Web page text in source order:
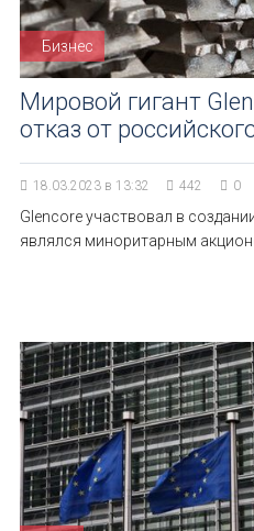
Бизнес
Мировой гигант
отказ от
18.03.2023 в 13:32 442 0
Glencore участвовал в
являлся миноритарным